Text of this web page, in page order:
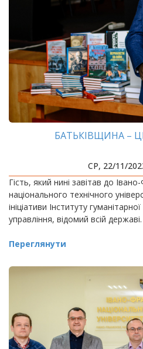
БАТЬКІВЩИНА –
СР, 22/11/
Гість, який нині завітав до
національного технічного
ініціативи Інституту
управління, відомий всій державі.
Переглянути